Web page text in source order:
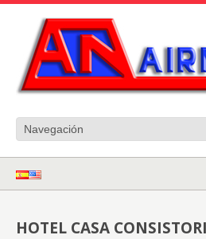
HOTEL CASA